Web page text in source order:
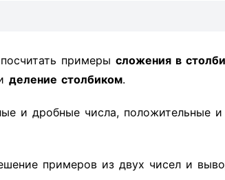
примеры сложения в
деление столбиком.
и дробные числа, положительные и
примеров из двух чисел и